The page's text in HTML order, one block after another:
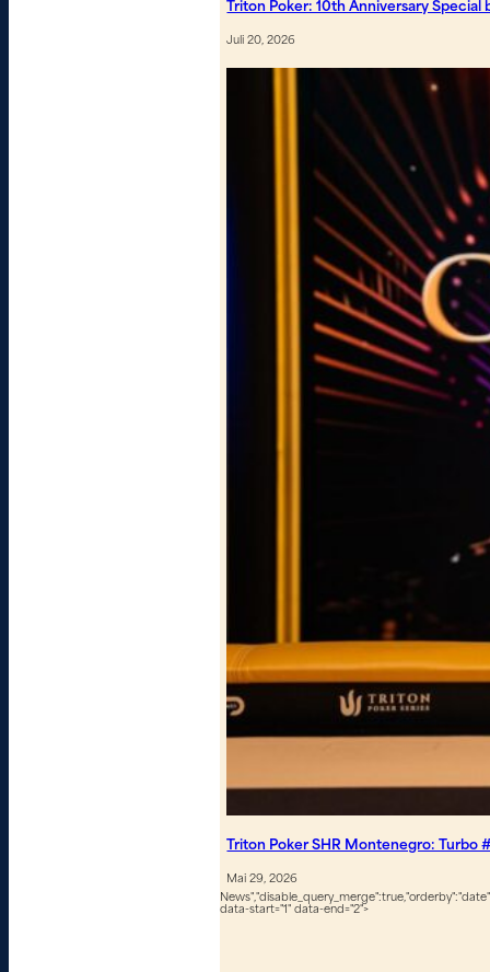
Triton Poker: 10th Anniversary
Juli 20, 2026
Triton Poker SHR Montenegro: Turbo
Mai 29, 2026
data-start="1" data-end="2">